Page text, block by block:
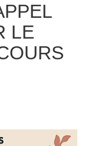
LE